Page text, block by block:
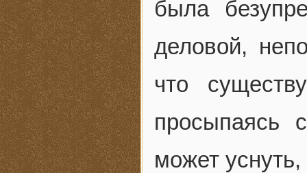
была
деловой,
что
просыпаясь
может